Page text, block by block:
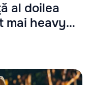
al doilea
mai heavy